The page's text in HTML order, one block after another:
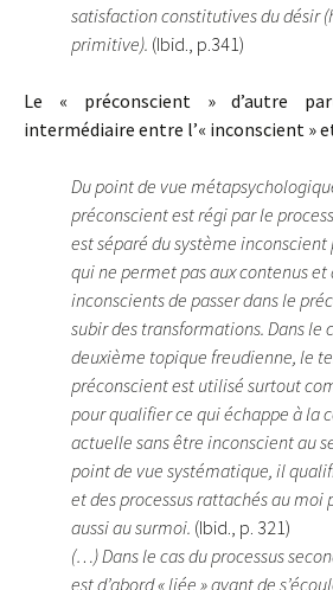
satisfaction constitutives du désir
primitive). (Ibid., p.341)
Le « préconscient » d’autre
intermédiaire entre l’« inconscient »
Du point de vue
préconscient est régi par le
est séparé du système inconscient
qui ne permet pas aux contenus et
inconscients de passer dans le
subir des transformations. Dans le
deuxième topique freudienne, le
préconscient est utilisé surtout
pour qualifier ce qui échappe à la
actuelle sans être inconscient au
point de vue systématique, il
et des processus rattachés au moi
aussi au surmoi. (Ibid., p. 321)
(…) Dans le cas du processus
est d’abord « liée » avant de